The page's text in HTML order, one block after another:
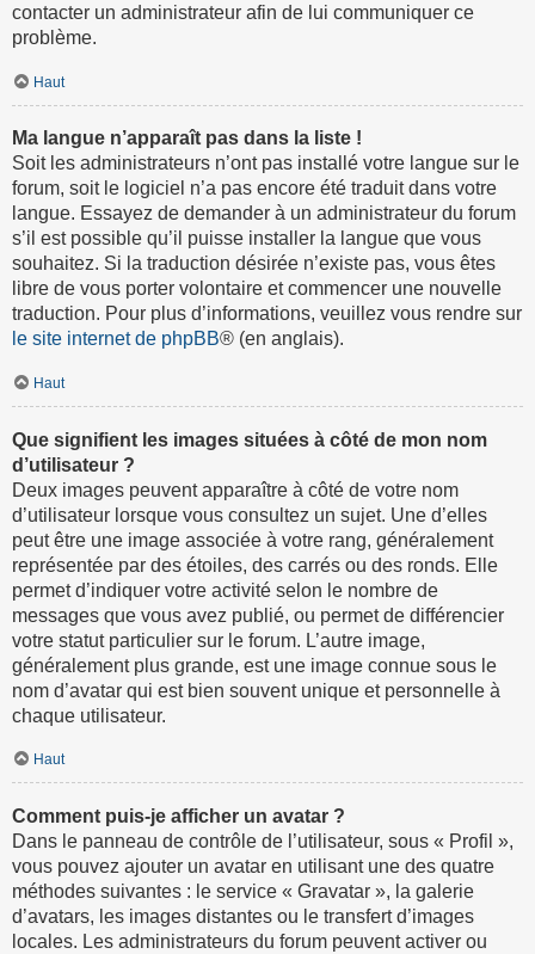
contacter un administrateur afin de lui communiquer ce
problème.
Haut
Ma langue n’apparaît pas dans la liste !
Soit les administrateurs n’ont pas installé votre langue sur le
forum, soit le logiciel n’a pas encore été traduit dans votre
langue. Essayez de demander à un administrateur du forum
s’il est possible qu’il puisse installer la langue que vous
souhaitez. Si la traduction désirée n’existe pas, vous êtes
libre de vous porter volontaire et commencer une nouvelle
traduction. Pour plus d’informations, veuillez vous rendre sur
le site internet de phpBB® (en anglais).
Haut
Que signifient les images situées à côté de mon nom
d’utilisateur ?
Deux images peuvent apparaître à côté de votre nom
d’utilisateur lorsque vous consultez un sujet. Une d’elles
peut être une image associée à votre rang, généralement
représentée par des étoiles, des carrés ou des ronds. Elle
permet d’indiquer votre activité selon le nombre de
messages que vous avez publié, ou permet de différencier
votre statut particulier sur le forum. L’autre image,
généralement plus grande, est une image connue sous le
nom d’avatar qui est bien souvent unique et personnelle à
chaque utilisateur.
Haut
Comment puis-je afficher un avatar ?
Dans le panneau de contrôle de l’utilisateur, sous « Profil »,
vous pouvez ajouter un avatar en utilisant une des quatre
méthodes suivantes : le service « Gravatar », la galerie
d’avatars, les images distantes ou le transfert d’images
locales. Les administrateurs du forum peuvent activer ou